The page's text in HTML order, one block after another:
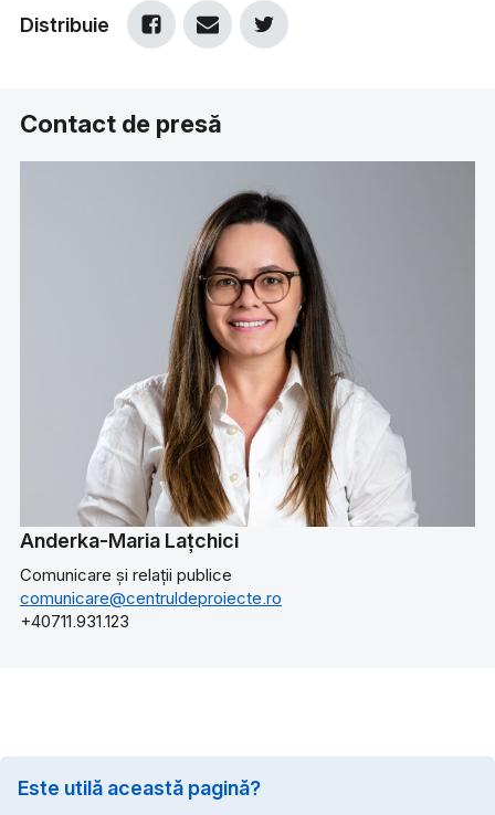
Distribuie
Contact de presă
Anderka-Maria Lațchici
Comunicare și relații publice
comunicare@centruldeproiecte.ro
+40711.931.123
Este utilă această pagină?